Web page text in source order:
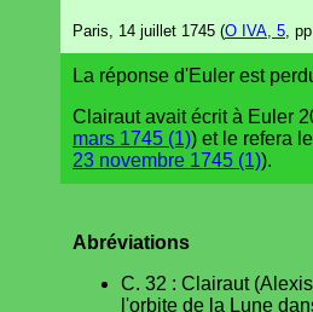
Paris, 14 juillet 1745 (O IVA, 5 ,
La réponse d'Euler est
Clairaut avait écrit à Euler
mars 1745 (1)) et le refera
23 novembre 1745 (1)).
Abréviations
C. 32 : Clairaut
l'orbite de la Lune